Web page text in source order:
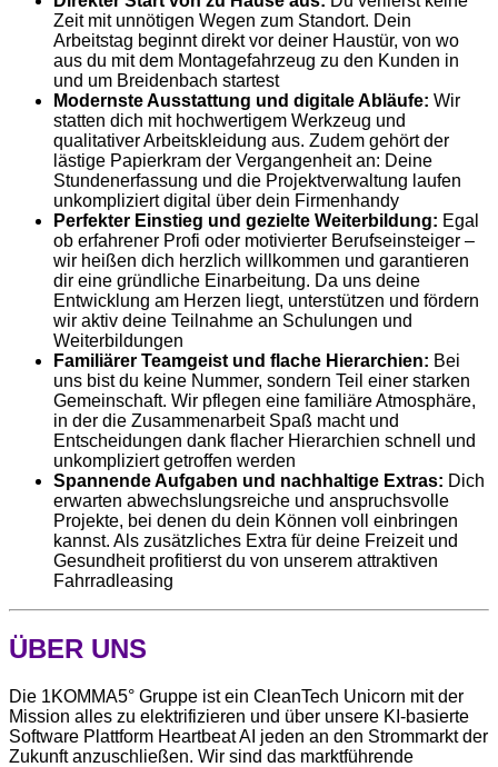
Zeit mit unnötigen Wegen zum Standort. Dein
Arbeitstag beginnt direkt vor deiner Haustür, von wo
aus du mit dem Montagefahrzeug zu den Kunden in
und um Breidenbach startest
Modernste Ausstattung und digitale Abläufe: Wir
statten dich mit hochwertigem Werkzeug und
qualitativer Arbeitskleidung aus. Zudem gehört der
lästige Papierkram der Vergangenheit an: Deine
Stundenerfassung und die Projektverwaltung laufen
unkompliziert digital über dein Firmenhandy
Perfekter Einstieg und gezielte Weiterbildung: Egal
ob erfahrener Profi oder motivierter Berufseinsteiger –
wir heißen dich herzlich willkommen und garantieren
dir eine gründliche Einarbeitung. Da uns deine
Entwicklung am Herzen liegt, unterstützen und fördern
wir aktiv deine Teilnahme an Schulungen und
Weiterbildungen
Familiärer Teamgeist und flache Hierarchien: Bei
uns bist du keine Nummer, sondern Teil einer starken
Gemeinschaft. Wir pflegen eine familiäre Atmosphäre,
in der die Zusammenarbeit Spaß macht und
Entscheidungen dank flacher Hierarchien schnell und
unkompliziert getroffen werden
Spannende Aufgaben und nachhaltige Extras: Dich
erwarten abwechslungsreiche und anspruchsvolle
Projekte, bei denen du dein Können voll einbringen
kannst. Als zusätzliches Extra für deine Freizeit und
Gesundheit profitierst du von unserem attraktiven
Fahrradleasing
ÜBER UNS
Die 1KOMMA5° Gruppe ist ein CleanTech Unicorn mit der
Mission alles zu elektrifizieren und über unsere KI-basierte
Software Plattform Heartbeat AI jeden an den Strommarkt der
Zukunft anzuschließen. Wir sind das marktführende